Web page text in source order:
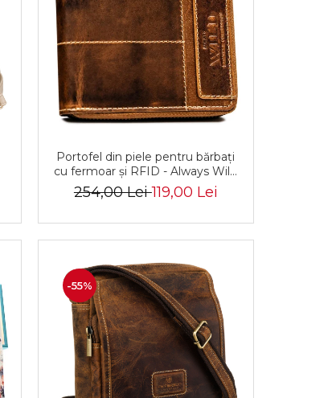
Portofel din piele pentru bărbați
cu fermoar și RFID - Always Wild
PTR-N55-HWS-8858 BROWN
254,00 Lei119,00 Lei
-55%